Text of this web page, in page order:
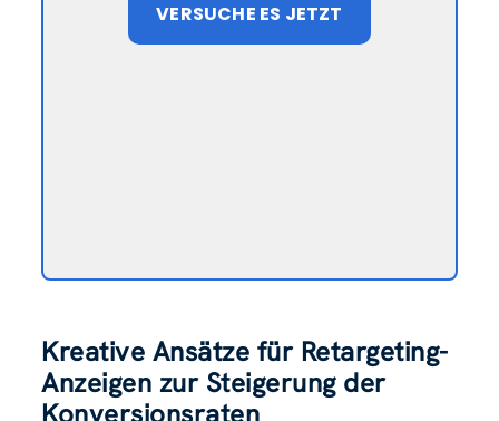
VERSUCHE ES JETZT
Kreative Ansätze für Retargeting-
Anzeigen zur Steigerung der
Konversionsraten